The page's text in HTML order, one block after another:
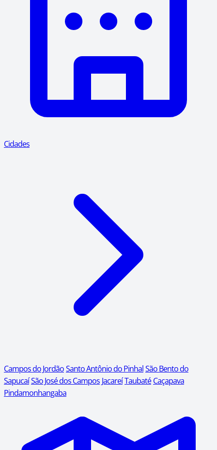
Cidades
Campos do JordãoSanto Antônio do PinhalSão Bento do
SapucaíSão José dos Campos JacareíTaubaté Caçapava
Pindamonhangaba